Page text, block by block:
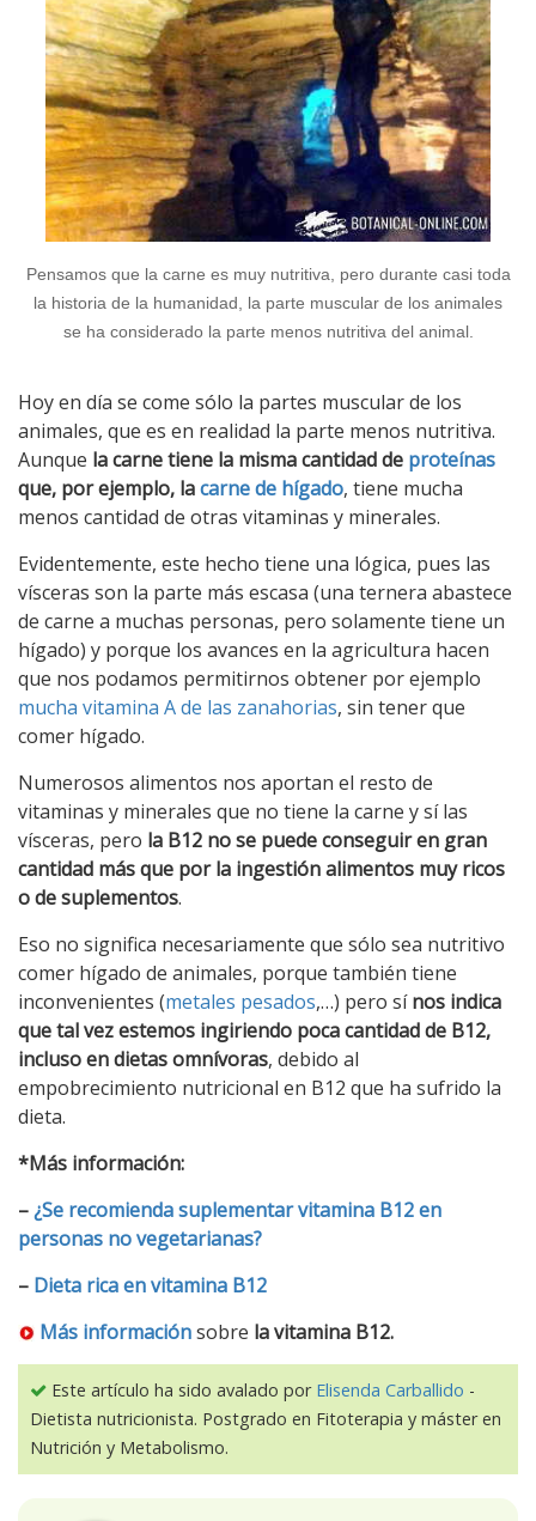
Pensamos que la carne es muy nutritiva, pero durante casi toda
la historia de la humanidad, la parte muscular de los animales
se ha considerado la parte menos nutritiva del animal.
Hoy en día se come sólo la partes muscular de los
animales, que es en realidad la parte menos nutritiva.
Aunque la carne tiene la misma cantidad de proteínas
que, por ejemplo, lacarne de hígado, tiene mucha
menos cantidad de otras vitaminas y minerales.
Evidentemente, este hecho tiene una lógica, pues las
vísceras son la parte más escasa (una ternera abastece
de carne a muchas personas, pero solamente tiene un
hígado) y porque los avances en la agricultura hacen
que nos podamos permitirnos obtener por ejemplo
mucha vitamina A de las zanahorias, sin tener que
comer hígado.
Numerosos alimentos nos aportan el resto de
vitaminas y minerales que no tiene la carne y sí las
vísceras, pero la B12 no se puede conseguir en gran
cantidad más que por la ingestión alimentos muy ricos
o de suplementos.
Eso no significa necesariamente que sólo sea nutritivo
comer hígado de animales, porque también tiene
inconvenientes (metales pesados,…) pero sínos indica
que tal vez estemos ingiriendo poca cantidad de B12,
incluso en dietas omnívoras, debido al
empobrecimiento nutricional en B12 que ha sufrido la
dieta.
*Más información:
–¿Se recomienda suplementar vitamina B12 en
personas no vegetarianas?
– Dieta rica en vitamina B12
Más informaciónsobre la vitamina B12.
Este artículo ha sido avalado por Elisenda Carballido -
Dietista nutricionista. Postgrado en Fitoterapia y máster en
Nutrición y Metabolismo.